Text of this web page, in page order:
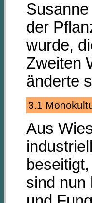
der
wurde,
Zweiten
änderte
3.1
Aus
sind nun